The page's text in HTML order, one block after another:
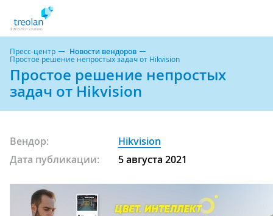
Пресс-центр Новости вендоров
Простое решение непростых задач от Hikvision
Простое решение непростых
задач от Hikvision
Вендор:
Hikvision
Дата публикации:
5 августа 2021